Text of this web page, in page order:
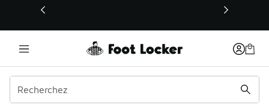
Ce lien s’ouvrira dans une nouvelle fenêtre